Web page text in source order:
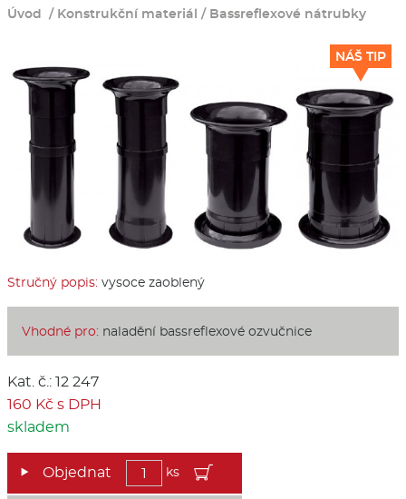
Úvod / Konstrukční materiál / Bassreflexové nátrubky
NÁŠ TIP
Stručný popis: vysoce zaoblený
Vhodné pro: naladění bassreflexové ozvučnice
Kat. č.: 12 247
160 Kč s DPH
skladem
ks